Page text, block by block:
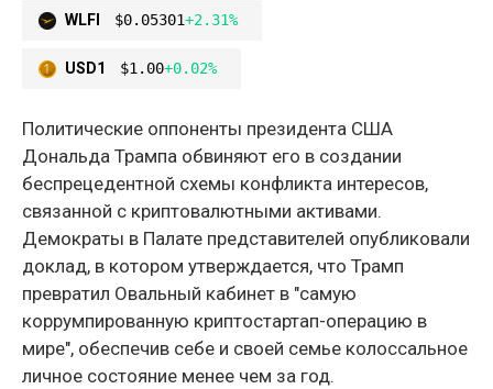
WLFI $0.05301+2.31%
USD1 $1.00+0.02%
Политические оппоненты президента США
Дональда Трампа обвиняют его в создании
беспрецедентной схемы конфликта интересов,
связанной с криптовалютными активами.
Демократы в Палате представителей опубликовали
доклад, в котором утверждается, что Трамп
превратил Овальный кабинет в "самую
коррумпированную криптостартап-операцию в
мире", обеспечив себе и своей семье колоссальное
личное состояние менее чем за год.